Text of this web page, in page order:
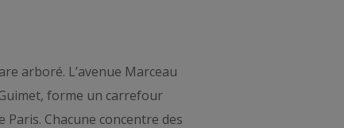
arboré. L’avenue Marceau
forme un carrefour
Chacune concentre des